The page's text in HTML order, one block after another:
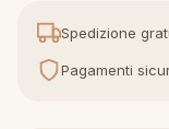
letto
Spedizione
Pagamenti